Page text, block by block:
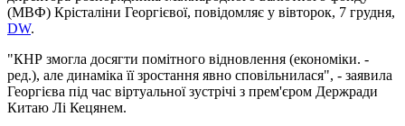
(МВФ) Крісталіни Георгієвої, повідомляє у вівторок, 7 грудня,
DW.
"КНР змогла досягти помітного відновлення (економіки. -
ред.), але динаміка її зростання явно сповільнилася", - заявила
Георгієва під час віртуальної зустрічі з прем'єром Держради
Китаю Лі Кецянем.